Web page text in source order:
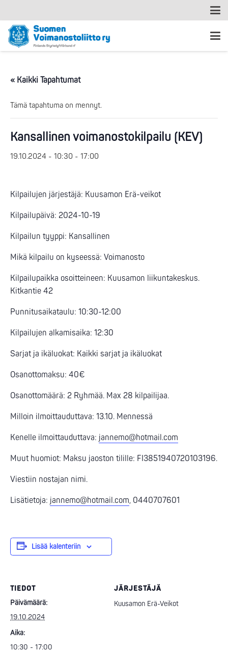
« Kaikki Tapahtumat
Tämä tapahtuma on mennyt.
Kansallinen voimanostokilpailu (KEV)
19.10.2024 - 10:30 - 17:00
Kilpailujen järjestäjä: Kuusamon Erä-veikot
Kilpailupäivä: 2024-10-19
Kilpailun tyyppi: Kansallinen
Mikä kilpailu on kyseessä: Voimanosto
Kilpailupaikka osoitteineen: Kuusamon liikuntakeskus.
Kitkantie 42
Punnitusaikataulu: 10:30-12:00
Kilpailujen alkamisaika: 12:30
Sarjat ja ikäluokat: Kaikki sarjat ja ikäluokat
Osanottomaksu: 40€
Osanottomäärä: 2 Ryhmää. Max 28 kilpailijaa.
Milloin ilmoittauduttava: 13.10. Mennessä
Kenelle ilmoittauduttava: jannemo@hotmail.com
Muut huomiot: Maksu jaoston tilille: FI3851940720103196.
Viestiin nostajan nimi.
Lisätietoja: jannemo@hotmail.com, 0440707601
Lisää kalenteriin
TIEDOT
Päivämäärä:
19.10.2024
Aika:
10:30 - 17:00
JÄRJESTÄJÄ
Kuusamon Erä-Veikot